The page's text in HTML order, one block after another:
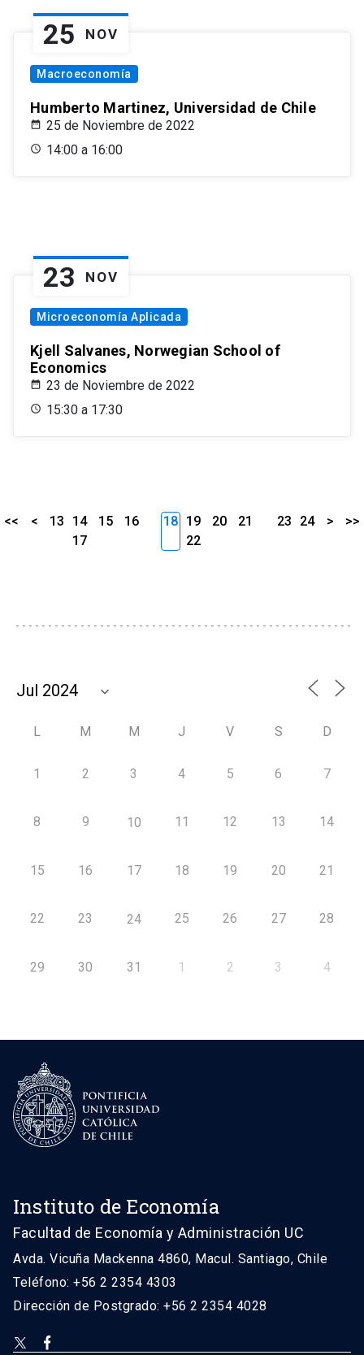
25 NOV
Macroeconomía
Humberto Martinez, Universidad de Chile
25 de Noviembre de 2022
14:00 a 16:00
23 NOV
Microeconomía Aplicada
Kjell Salvanes, Norwegian School of
Economics
23 de Noviembre de 2022
15:30 a 17:30
<< < 13 14 15
16
17
18 19 20
21
22
23 24 > >>
L M M J V S D
1 2 3 4 5 6 7
8 9 10 11 12 13 14
15 16 17 18 19 20 21
22 23 24 25 26 27 28
29 30 31 1 2 3 4
Instituto de Economía
Facultad de Economía y Administración UC
Avda. Vicuña Mackenna 4860, Macul. Santiago, Chile
Teléfono: +56 2 2354 4303
Dirección de Postgrado: +56 2 2354 4028